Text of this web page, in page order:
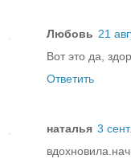
Любовь 21
Вот это да,
Ответить
наталья 3